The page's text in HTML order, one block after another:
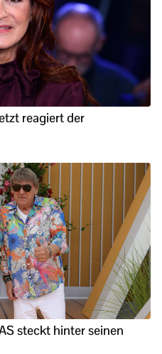
reagiert der
steckt hinter seinen